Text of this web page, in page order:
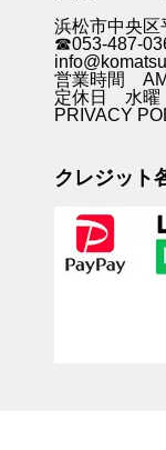
浜松市中央
☎053-487-
営業時間
定休日 水曜
PRIVACY
クレジット
す。